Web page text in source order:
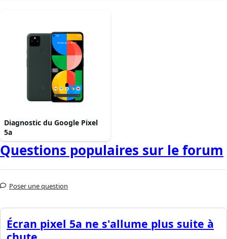
Diagnostic du Google Pixel
5a
Questions populaires sur le forum
Poser une question
Écran pixel 5a ne s'allume plus suite à